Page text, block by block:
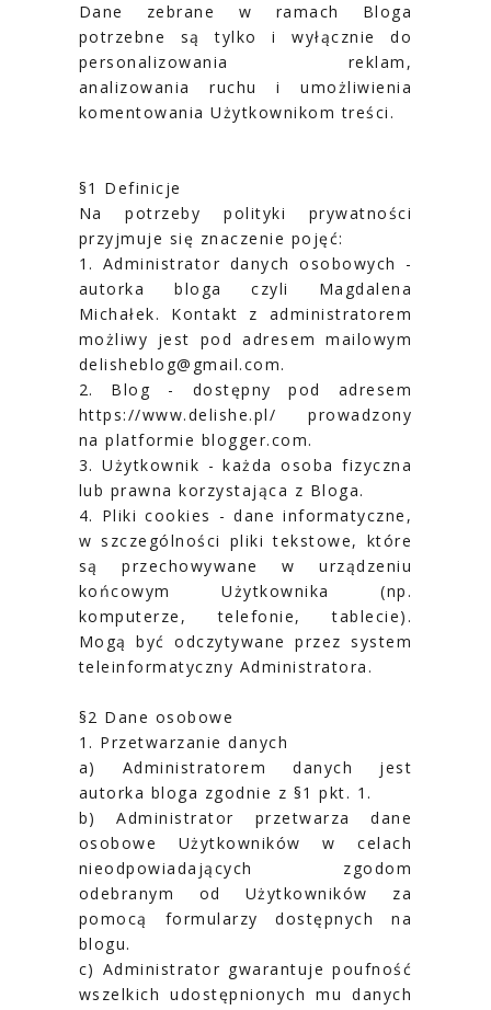
Dane zebrane w ramach Bloga
potrzebne są tylko i wyłącznie do
personalizowania reklam,
analizowania ruchu i umożliwienia
komentowania Użytkownikom treści.
§1 Definicje
Na potrzeby polityki prywatności
przyjmuje się znaczenie pojęć:
1. Administrator danych osobowych -
autorka bloga czyli Magdalena
Michałek. Kontakt z administratorem
możliwy jest pod adresem mailowym
delisheblog@gmail.com.
2. Blog - dostępny pod adresem
https://www.delishe.pl/ prowadzony
na platformie blogger.com.
3. Użytkownik - każda osoba fizyczna
lub prawna korzystająca z Bloga.
4. Pliki cookies - dane informatyczne,
w szczególności pliki tekstowe, które
są przechowywane w urządzeniu
końcowym Użytkownika (np.
komputerze, telefonie, tablecie).
Mogą być odczytywane przez system
teleinformatyczny Administratora.
§2 Dane osobowe
1. Przetwarzanie danych
a) Administratorem danych jest
autorka bloga zgodnie z §1 pkt. 1.
b) Administrator przetwarza dane
osobowe Użytkowników w celach
nieodpowiadających zgodom
odebranym od Użytkowników za
pomocą formularzy dostępnych na
blogu.
c) Administrator gwarantuje poufność
wszelkich udostępnionych mu danych